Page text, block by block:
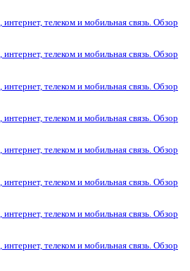
телеком и мобильная связь. Обзор
телеком и мобильная связь. Обзор
телеком и мобильная связь. Обзор
телеком и мобильная связь. Обзор
телеком и мобильная связь. Обзор
телеком и мобильная связь. Обзор
телеком и мобильная связь. Обзор
телеком и мобильная связь. Обзор